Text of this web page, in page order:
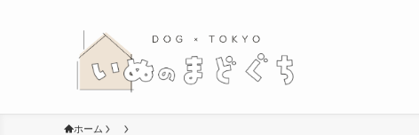
ホーム